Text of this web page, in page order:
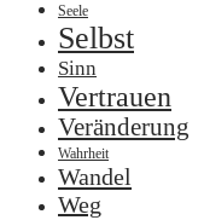
Seele
Selbst
Sinn
Vertrauen
Veränderung
Wahrheit
Wandel
Weg